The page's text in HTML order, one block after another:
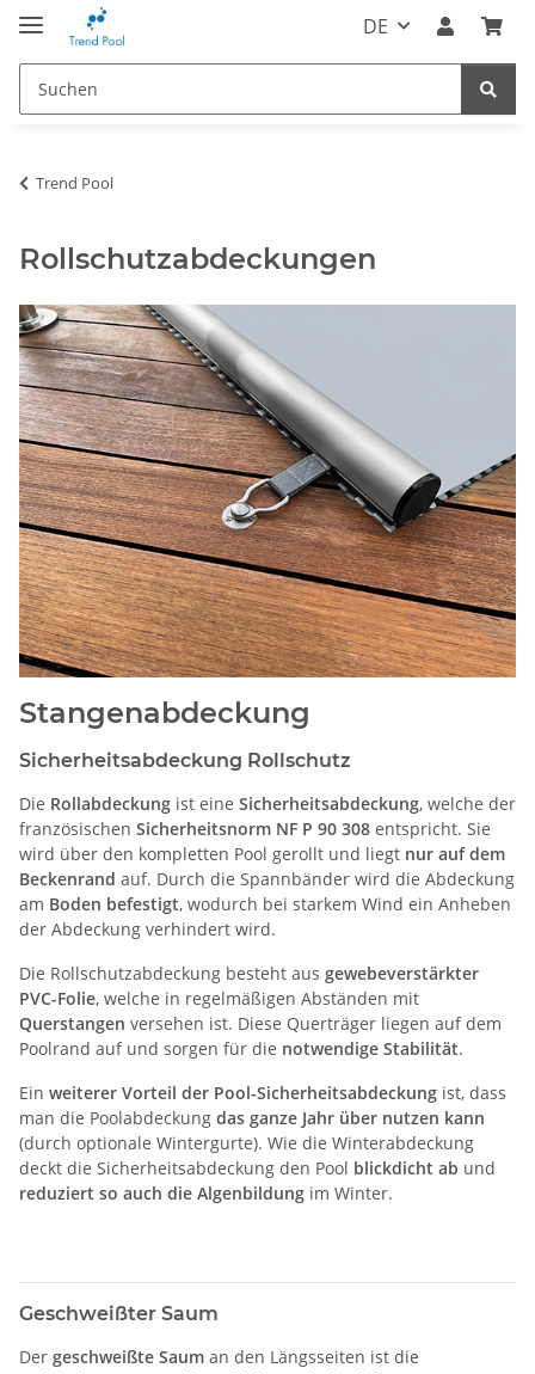
DE
Trend Pool
Rollschutzabdeckungen
Stangenabdeckung
Sicherheitsabdeckung Rollschutz
Die Rollabdeckung ist eine Sicherheitsabdeckung, welche der
französischen Sicherheitsnorm NF P 90 308 entspricht. Sie
wird über den kompletten Pool gerollt und liegt nur auf dem
Beckenrand auf. Durch die Spannbänder wird die Abdeckung
am Boden befestigt, wodurch bei starkem Wind ein Anheben
der Abdeckung verhindert wird.
Die Rollschutzabdeckung besteht aus gewebeverstärkter
PVC-Folie, welche in regelmäßigen Abständen mit
Querstangen versehen ist. Diese Querträger liegen auf dem
Poolrand auf und sorgen für die notwendige Stabilität.
Ein weiterer Vorteil der Pool-Sicherheitsabdeckung ist, dass
man die Poolabdeckung das ganze Jahr über nutzen kann
(durch optionale Wintergurte). Wie die Winterabdeckung
deckt die Sicherheitsabdeckung den Pool blickdicht ab und
reduziert so auch die Algenbildung im Winter.
Geschweißter Saum
Der geschweißte Saum an den Längsseiten ist die